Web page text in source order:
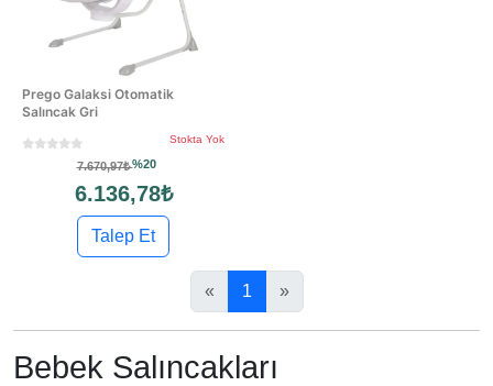
Prego Galaksi Otomatik
Salıncak Gri
Stokta Yok
7.670,97₺%20
6.136,78₺
Talep Et
« 1 »
Bebek Salıncakları